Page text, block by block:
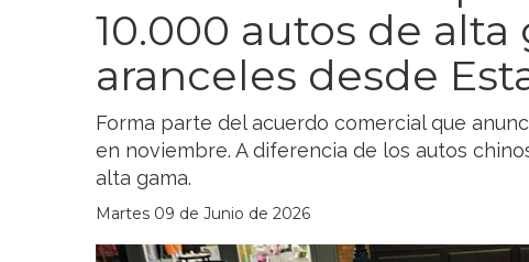
10.000 autos de alta
aranceles desde
Forma parte del acuerdo comercial que
en noviembre. A diferencia de los autos
alta gama.
Martes 09 de Junio de 2026